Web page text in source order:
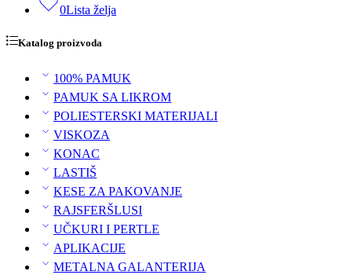
0Lista želja
Katalog proizvoda
100% PAMUK
PAMUK SA LIKROM
POLIESTERSKI MATERIJALI
VISKOZA
KONAC
LASTIŠ
KESE ZA PAKOVANJE
RAJSFERŠLUSI
UČKURI I PERTLE
APLIKACIJE
METALNA GALANTERIJA